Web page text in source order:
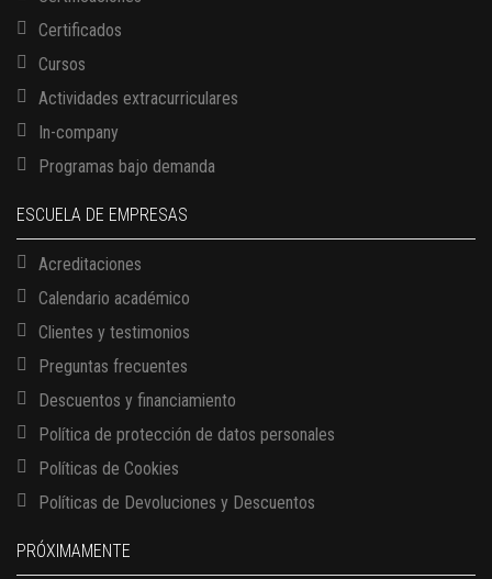
Certificados
Cursos
Actividades extracurriculares
In-company
Programas bajo demanda
ESCUELA DE EMPRESAS
Acreditaciones
Calendario académico
Clientes y testimonios
Preguntas frecuentes
Descuentos y financiamiento
Política de protección de datos personales
Políticas de Cookies
Políticas de Devoluciones y Descuentos
PRÓXIMAMENTE